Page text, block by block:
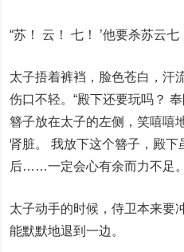
“苏！ 云！ 七！ ’他要杀苏云七
太子捂着裤裆，脸色苍白，汗
伤口不轻。“殿下还要玩吗？
簪子放在太子的左侧，笑嘻嘻
肾脏。 我放下这个簪子，殿下
后……一定会心有余而力不足
太子动手的时候，侍卫本来要
能默默地退到一边。